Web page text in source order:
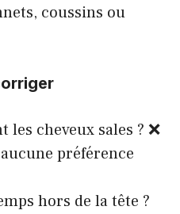
coussins ou
les cheveux sales ? ❌
préférence
hors de la tête ?